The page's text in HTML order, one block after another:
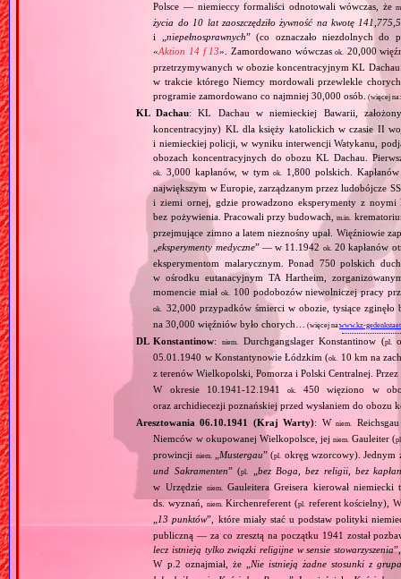
Polsce — niemieccy formaliści odnotowali wówczas, że
życia do 10 lat zaoszczędziło żywność na kwotę
i „ niepełnosprawnych” (co oznaczało niezdolnych do
«Aktion 14 f 13». Zamordowano wówczasok. 20,000
przetrzymywanych w obozie koncentracyjnym KL
w trakcie którego Niemcy mordowali przewlekle
programie zamordowano co najmniej 30,000 osób.
(więcej
KL Dachau: KL Dachau w niemieckiej Bawarii,
koncentracyjny) KL dla księży katolickich w czasie II
i niemieckiej policji, w wyniku interwencji Watykanu,
obozach koncentracyjnych do obozu KL Dachau.
ok. 3,000 kapłanów, w tymok.
1,800 polskich.
największym w Europie, zarządzanym przez ludobójcze
i ziemi ornej, gdzie prowadzono eksperymenty z
bez pożywienia. Pracowali przy budowach,m.in.
przejmujące zimno a latem nieznośny upał. Więźniowie
„eksperymenty medyczne” — w 11.1942 ok. 20 kapłanów
eksperymentom malarycznym. Ponad 750 polskich
w ośrodku eutanacyjnym TA Hartheim,
momencie miałok. 100 podobozów niewolniczej pracy
ok. 32,000 przypadków śmierci w obozie, tysiące
na 30,000 więźniów było chorych…
(więcej na:www.kz-
DL Konstantinow: niem. Durchgangslager Konstantinow (pl.
05.01.1940 w Konstantynowie Łódzkim (ok. 10 km na
z terenów Wielkopolski, Pomorza i Polski Centralnej.
W okresie 10.1941‐12.1941ok.
450 więziono w
oraz archidiecezji poznańskiej przed wysłaniem do obozu
Aresztowania 06.10.1941 (Kraj Warty): Wniem.
Niemców w okupowanej Wielkopolsce, jejniem. Gauleiter (
prowincji niem. Mustergau” (pl. okręg wzorcowy).
und Sakramenten” (pl.
bez Boga, bez religii, bez
w Urzędzie niem. Gauleitera Greisera kierował
ds. wyznań,niem.Kirchenreferent (pl. referent kościelny),
13 punktów”, które miały stać u podstaw polityki
publiczną — za co zresztą na początku 1941 został
lecz istnieją tylko związki religijne w sensie stowarzyszenia
W p.2 oznajmiał, że „ Nie istnieją żadne stosunki z